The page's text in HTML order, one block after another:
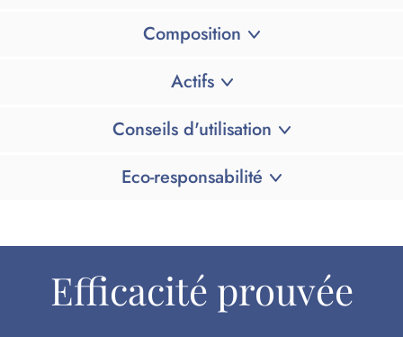
Composition
Actifs
Conseils d'utilisation
Eco-responsabilité
Efficacité prouvée